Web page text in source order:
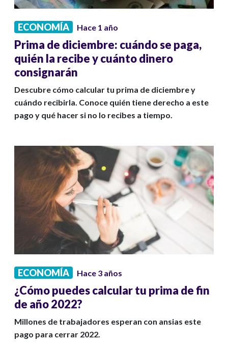
ECONOMÍA Hace 1 año
Prima de diciembre: cuándo se paga,
quién la recibe y cuánto dinero
consignarán
Descubre cómo calcular tu prima de diciembre y
cuándo recibirla. Conoce quién tiene derecho a este
pago y qué hacer si no lo recibes a tiempo.
ECONOMÍA Hace 3 años
¿Cómo puedes calcular tu prima de fin
de año 2022?
Millones de trabajadores esperan con ansias este
pago para cerrar 2022.